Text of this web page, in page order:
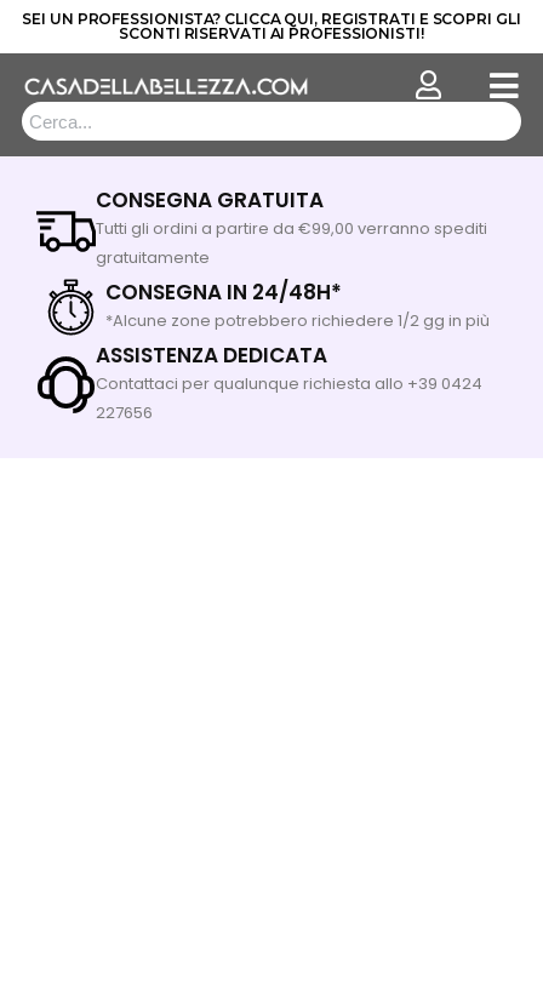
al
contenuto
SEI UN PROFESSIONISTA? CLICCA QUI, REGISTRATI E SCOPRI GLI
SCONTI RISERVATI AI PROFESSIONISTI!
CONSEGNA GRATUITA
Tutti gli ordini a partire da €99,00 verranno spediti
gratuitamente
CONSEGNA IN 24/48H*
*Alcune zone potrebbero richiedere 1/2 gg in più
ASSISTENZA DEDICATA
Contattaci per qualunque richiesta allo +39 0424
227656